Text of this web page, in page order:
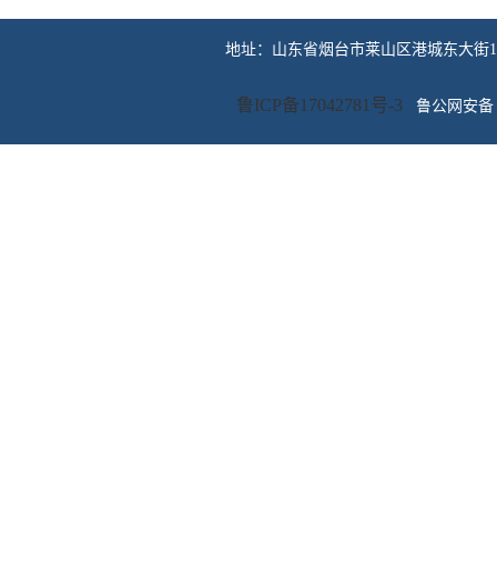
地址：山东省烟台市莱山区港城东大
鲁ICP备17042781号-3 鲁公网安备